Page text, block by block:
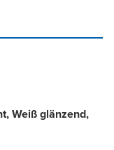
Weiß glänzend,